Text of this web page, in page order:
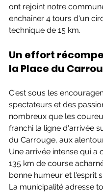
ont rejoint notre
enchaîner 4 tours d'un
technique de 15 km.
Un effort
la Place du
C'est sous les
spectateurs et des
nombreux que les
franchi la ligne d'arrivée
du Carrouge, aux
Une arrivée intense qui a
135 km de course
bonne humeur et l'esprit
La municipalité adresse